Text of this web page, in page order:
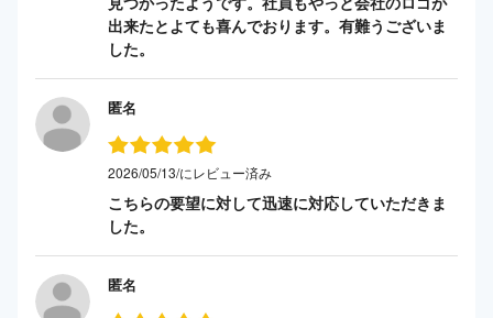
出来たとよても喜んでおります。有難うございま
した。
匿名
2026/05/13/にレビュー済み
こちらの要望に対して迅速に対応していただきま
した。
匿名